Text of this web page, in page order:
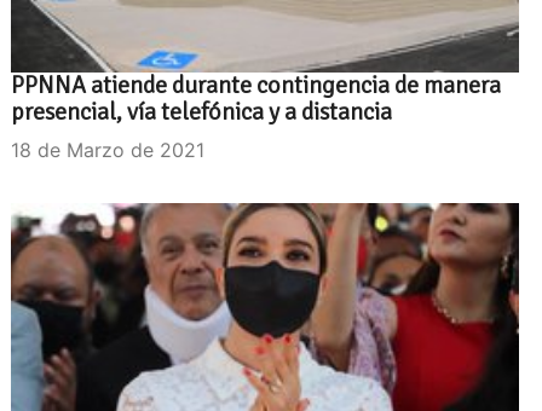
PPNNA atiende durante contingencia de manera
presencial, vía telefónica y a distancia
18 de Marzo de 2021